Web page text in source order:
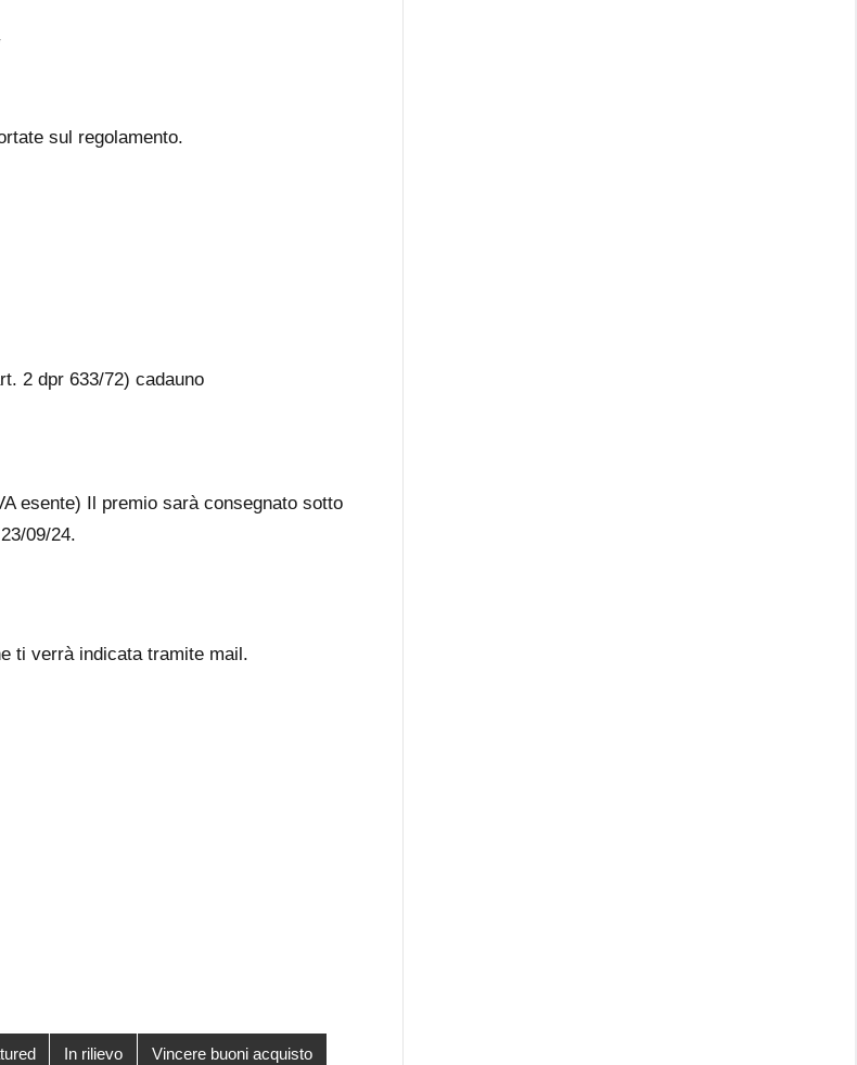
sul regolamento.
2 dpr 633/72) cadauno
esente) Il premio sarà consegnato sotto
09/24.
ti verrà indicata tramite mail.
In rilievo Vincere buoni acquisto